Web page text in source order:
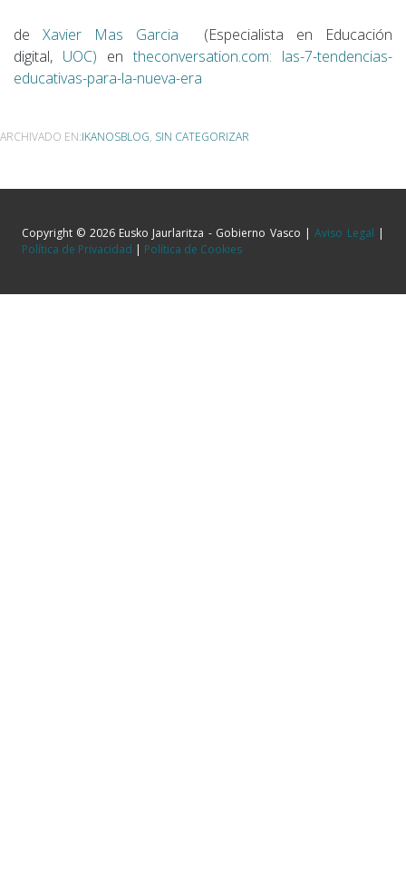
de Xavier Mas Garcia (Especialista en Educación
digital, UOC) en theconversation.com: las-7-tendencias-
educativas-para-la-nueva-era
ARCHIVADO EN:IKANOSBLOG, SIN CATEGORIZAR
Copyright © 2026 Eusko Jaurlaritza - Gobierno Vasco |Aviso Legal |
Política de Privacidad | Política de Cookies